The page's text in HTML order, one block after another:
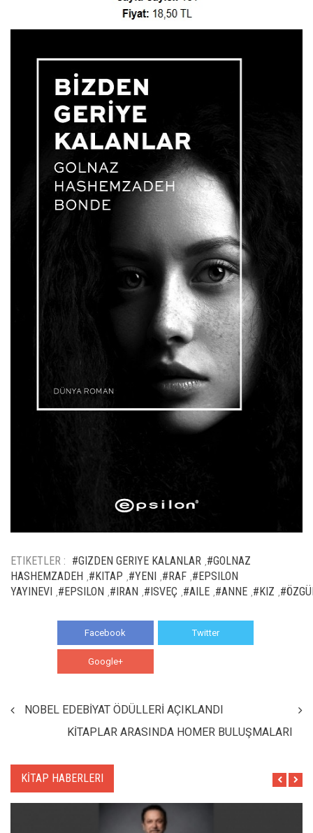
ETIKETLER : #GIZDEN GERIYE KALANLAR #GOLNAZ
HASHEMZADEH #KITAP #YENI #RAF #EPSILON
YAYINEVI #EPSILON #IRAN #ISVEÇ #AILE #ANNE #KIZ
Facebook Twitter
Google+
NOBEL EDEBİYAT ÖDÜLLERİ AÇIKLANDI
KİTAPLAR ARASINDA HOMER BULUŞMALARI
KİTAP HABERLERI